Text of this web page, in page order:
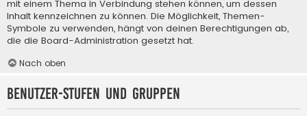
mit einem Thema in Verbindung stehen können, um dessen
Inhalt kennzeichnen zu können. Die Möglichkeit, Themen-
Symbole zu verwenden, hängt von deinen Berechtigungen ab,
die die Board-Administration gesetzt hat.
Nach oben
Benutzer-Stufen und Gruppen